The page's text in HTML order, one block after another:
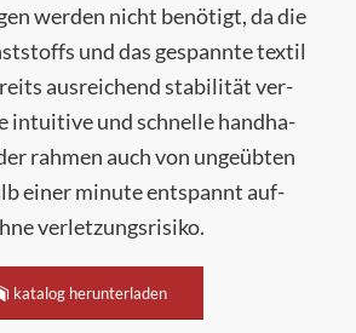
wer­den nicht benö­tigt, da die
und das gespann­te tex­til
aus­rei­chend sta­bi­li­tät ver­
intui­ti­ve und schnel­le hand­ha­
rah­men auch von unge­üb­ten
einer minu­te ent­spannt auf-
verletzungsrisiko.
kata­log herunterladen